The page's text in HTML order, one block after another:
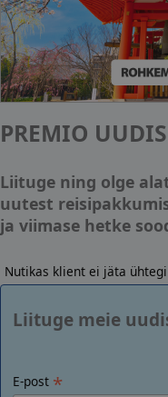
PREMIO
Liituge ning olge
uutest
ja viimase hetke
Nutikas klient ei jäta
Liituge meie
E-post *